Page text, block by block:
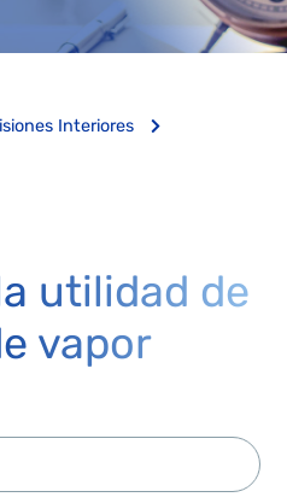
Interiores
utilidad de
vapor